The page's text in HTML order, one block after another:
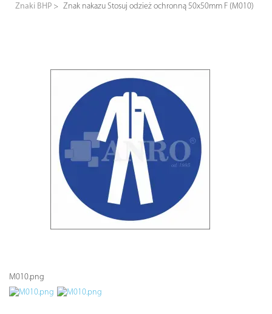
Znaki BHP
Znak nakazu Stosuj odzież ochronną 50x50mm F (M010)
M010.png